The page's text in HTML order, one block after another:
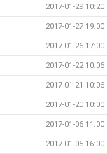
2017-01-29 10:20
2017-01-27 19:00
2017-01-26 17:00
2017-01-22 10:06
2017-01-21 10:06
2017-01-20 10:00
2017-01-06 11:00
2017-01-05 16:00